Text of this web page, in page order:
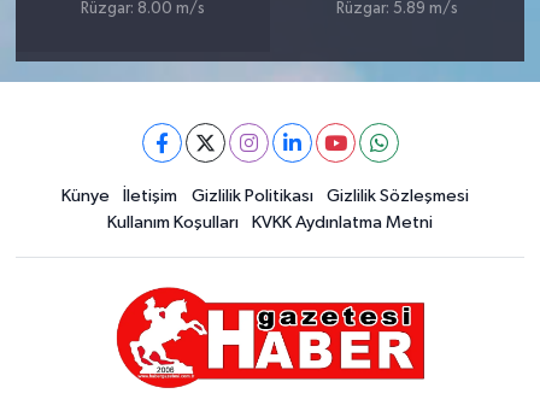
Rüzgar: 8.00 m/s
Rüzgar: 5.89 m/s
Künye İletişim Gizlilik Politikası
Gizlilik Sözleşmesi
Kullanım Koşulları
KVKK Aydınlatma Metni